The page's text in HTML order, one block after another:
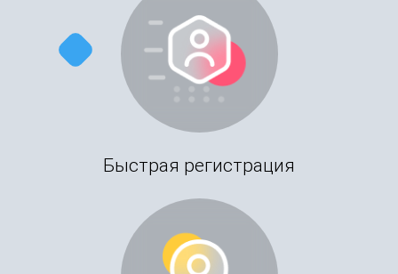
Быстрая регистрация